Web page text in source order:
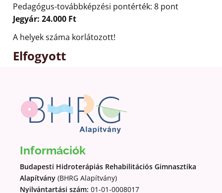
Pedagógus-továbbképzési pontérték: 8 pont
Jegyár: 24.000 Ft
A helyek száma korlátozott!
Elfogyott
Információk
Budapesti Hidroterápiás Rehabilitációs Gimnasztika
Alapítvány (BHRG Alapítvány)
Nyilvántartási szám:01-01-0008017